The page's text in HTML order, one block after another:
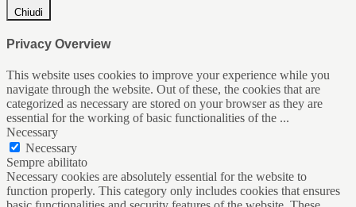
Chiudi
Privacy Overview
This website uses cookies to improve your experience while you
navigate through the website. Out of these, the cookies that are
categorized as necessary are stored on your browser as they are
essential for the working of basic functionalities of the ...
Necessary
Necessary
Sempre abilitato
Necessary cookies are absolutely essential for the website to
function properly. This category only includes cookies that ensures